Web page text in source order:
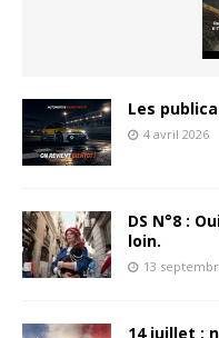
Les
4 avril 2026
DS N°8 :
loin.
13
14 juillet :